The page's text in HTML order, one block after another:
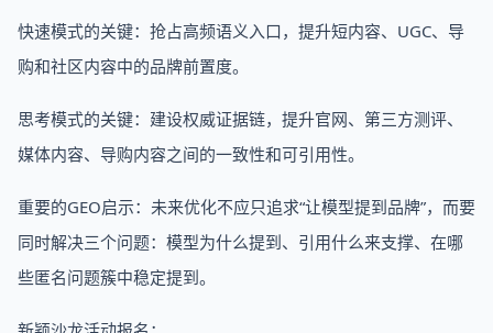
快速模式的关键：抢占高频语义入口，提升短内容、UGC、导
购和社区内容中的品牌前置度。
思考模式的关键：建设权威证据链，提升官网、第三方测评、
媒体内容、导购内容之间的一致性和可引用性。
重要的GEO启示：未来优化不应只追求“让模型提到品牌”，而要
同时解决三个问题：模型为什么提到、引用什么来支撑、在哪
些匿名问题簇中稳定提到。